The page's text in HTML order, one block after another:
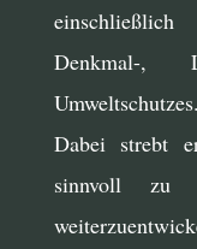
Denkmal-,
Umweltschutzes.
Dabei strebt
sinnvoll zu